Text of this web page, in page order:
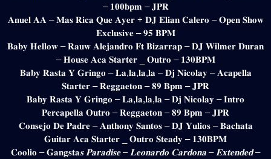
– 𝟏𝟎𝟎𝐛𝐩𝐦 – 𝐉𝐏𝐑
𝐀𝐧𝐮𝐞𝐥 𝐀𝐀 – 𝐌𝐚𝐬 𝐑𝐢𝐜𝐚 𝐐𝐮𝐞 𝐀𝐲𝐞𝐫 + 𝐃𝐉 𝐄𝐥𝐢𝐚𝐧 𝐂𝐚𝐥𝐞𝐫𝐨 – 𝐎𝐩𝐞𝐧 𝐒𝐡𝐨𝐰
𝐄𝐱𝐜𝐥𝐮𝐬𝐢𝐯𝐞 – 𝟗𝟓 𝐁𝐏𝐌
𝐁𝐚𝐛𝐲 𝐇𝐞𝐥𝐥𝐨𝐰 – 𝐑𝐚𝐮𝐰 𝐀𝐥𝐞𝐣𝐚𝐧𝐝𝐫𝐨 𝐅𝐭 𝐁𝐢𝐳𝐚𝐫𝐫𝐚𝐩 – 𝐃𝐉 𝐖𝐢𝐥𝐦𝐞𝐫 𝐃𝐮𝐫𝐚𝐧
– 𝐇𝐨𝐮𝐬𝐞 𝐀𝐜𝐚 𝐒𝐭𝐚𝐫𝐭𝐞𝐫 _ 𝐎𝐮𝐭𝐫𝐨 – 𝟏𝟑𝟎𝐁𝐏𝐌
𝐁𝐚𝐛𝐲 𝐑𝐚𝐬𝐭𝐚 𝐘 𝐆𝐫𝐢𝐧𝐠𝐨 – 𝐋𝐚,𝐥𝐚,𝐥𝐚,𝐥𝐚 – 𝐃𝐣 𝐍𝐢𝐜𝐨𝐥𝐚𝐲 – 𝐀𝐜𝐚𝐩𝐞𝐥𝐥𝐚
𝐒𝐭𝐚𝐫𝐭𝐞𝐫 – 𝐑𝐞𝐠𝐠𝐚𝐞𝐭𝐨𝐧 – 𝟖𝟗 𝐁𝐩𝐦 – 𝐉𝐏𝐑
𝐁𝐚𝐛𝐲 𝐑𝐚𝐬𝐭𝐚 𝐘 𝐆𝐫𝐢𝐧𝐠𝐨 – 𝐋𝐚,𝐥𝐚,𝐥𝐚,𝐥𝐚 – 𝐃𝐣 𝐍𝐢𝐜𝐨𝐥𝐚𝐲 – 𝐈𝐧𝐭𝐫𝐨
𝐏𝐞𝐫𝐜𝐚𝐩𝐞𝐥𝐥𝐚 𝐎𝐮𝐭𝐫𝐨 – 𝐑𝐞𝐠𝐠𝐚𝐞𝐭𝐨𝐧 – 𝟖𝟗 𝐁𝐩𝐦 – 𝐉𝐏𝐑
𝐂𝐨𝐧𝐬𝐞𝐣𝐨 𝐃𝐞 𝐏𝐚𝐝𝐫𝐞 – 𝐀𝐧𝐭𝐡𝐨𝐧𝐲 𝐒𝐚𝐧𝐭𝐨𝐬 – 𝐃𝐉 𝐘𝐮𝐥𝐢𝐨𝐬 – 𝐁𝐚𝐜𝐡𝐚𝐭𝐚
𝐆𝐮𝐢𝐭𝐚𝐫 𝐀𝐜𝐚 𝐒𝐭𝐚𝐫𝐭𝐞𝐫 _ 𝐎𝐮𝐭𝐫𝐨 𝐒𝐭𝐞𝐚𝐝𝐲 – 𝟏𝟑𝟎𝐁𝐏𝐌
𝐂𝐨𝐨𝐥𝐢𝐨 – 𝐆𝐚𝐧𝐠𝐬𝐭𝐚𝐬 𝐏𝐚𝐫𝐚𝐝𝐢𝐬𝐞 – 𝐋𝐞𝐨𝐧𝐚𝐫𝐝𝐨 𝐂𝐚𝐫𝐝𝐨𝐧𝐚 – 𝐄𝐱𝐭𝐞𝐧𝐝𝐞𝐝 –